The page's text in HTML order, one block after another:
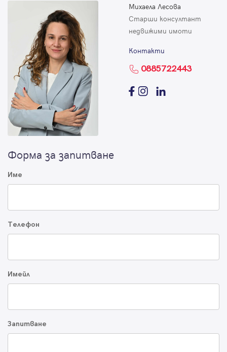
Михаела Лесова
Старши консултант
недвижими имоти
Контакти
0885722443
Форма за запитване
Име
Телефон
Имейл
Запитване